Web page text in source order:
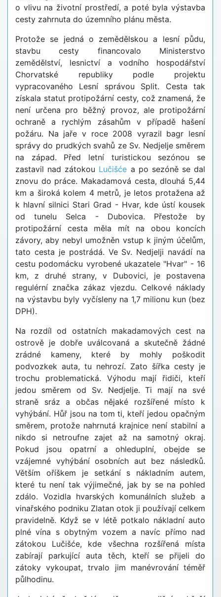
o vlivu na životní prostředí, a poté byla výstavba
cesty zahrnuta do územního plánu města.
Protože se jedná o zemědělskou a lesní půdu,
stavbu cesty financovalo Ministerstvo
zemědělství, lesnictví a vodního hospodářství
Chorvatské republiky podle projektu
vypracovaného Lesní správou Split. Cesta tak
získala statut protipožární cesty, což znamená, že
není určena pro běžný provoz, ale protipožární
ochraně a rychlým zásahům v případě hašení
požáru. Na jaře v roce 2008 vyrazil bagr lesní
správy do prudkých svahů ze Sv. Nedjelje směrem
na západ. Před letní turistickou sezónou se
zastavil nad zátokou Lučišće a po sezóně se dal
znovu do práce. Makadamová cesta, dlouhá 5,44
km a široká kolem 4 metrů, je letos protažena až
k hlavní silnici Stari Grad - Hvar, kde ústí kousek
od tunelu Selca - Dubovica. Přestože by
protipožární cesta měla mít na obou koncích
závory, aby nebyl umožněn vstup k jiným účelům,
tato cesta je postrádá. Ve Sv. Nedjelji navádí na
cestu podomácku vyrobené ukazatele "Hvar" - 16
km, z druhé strany, v Dubovici, je postavena
regulérní značka zákaz vjezdu. Celkové náklady
na výstavbu byly vyčísleny na 1,7 milionu kun (bez
DPH).
Na rozdíl od ostatních makadamových cest na
ostrově je dobře uválcovaná a skutečně žádné
zrádné kameny, které by mohly poškodit
podvozkek auta, tu nehrozí. Zato šířka cesty je
trochu problematická. Výhodu mají řidiči, kteří
jedou směrem od Sv. Nedjelje. Ti mají na své
straně sráz a občas nějaké rozšířené místo k
vyhýbání. Hůř jsou na tom ti, kteří jedou opačným
směrem, protože nahrnutá krajnice není stabilní a
nikdo si netroufne zajet až na samotný okraj.
Pokud jsou opatrní a ohleduplní, obejde se
vzájemné vyhýbání osobních aut bez následků.
Větším oříškem je setkání s nákladním autem,
které tu není tak výjimečné, jak by se na pohled
zdálo. Vozidla hvarských komunálních služeb a
vinařského podniku Zlatan otok ji používají celkem
pravidelně. Když se v létě potkalo nákladní auto
plné vína s obytným vozem a navíc přímo nad
zátokou Lučišće, kde všechna rozšířená místa
zabírají parkující auta těch, kteří se přijeli do
zátoky vykoupat, trvalo jim manévrování téměř
půlhodinu.